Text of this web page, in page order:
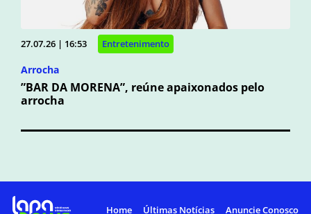
27.07.26 | 16:53 Entretenimento
Arrocha
”BAR DA MORENA”, reúne apaixonados pelo
arrocha
Home Últimas Notícias Anuncie Conosco